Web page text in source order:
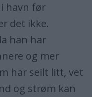
havn før
det ikke.
han har
og mer
har seilt litt, vet
og strøm kan